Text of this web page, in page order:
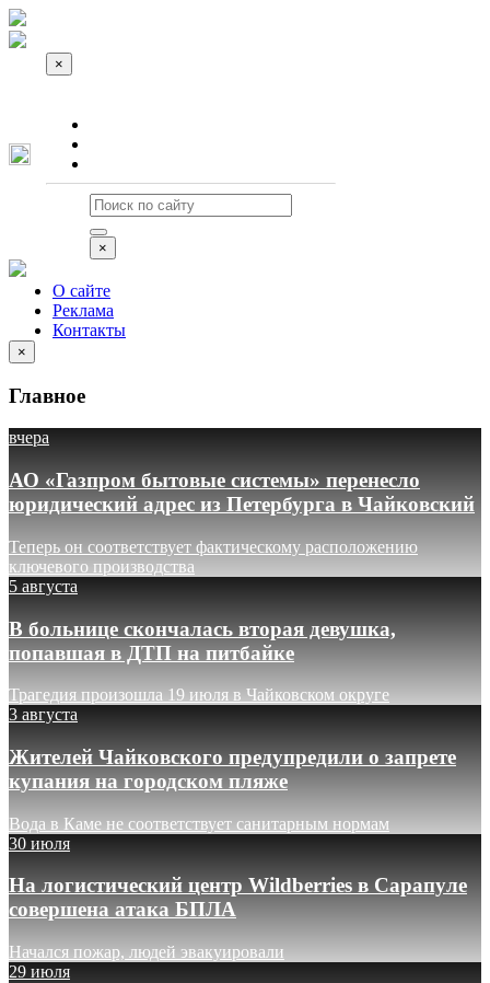
×
×
О сайте
Реклама
Контакты
×
Главное
вчера
АО «Газпром бытовые системы» перенесло
юридический адрес из Петербурга в Чайковский
Теперь он соответствует фактическому расположению
ключевого производства
5 августа
В больнице скончалась вторая девушка,
попавшая в ДТП на питбайке
Трагедия произошла 19 июля в Чайковском округе
3 августа
Жителей Чайковского предупредили о запрете
купания на городском пляже
Вода в Каме не соответствует санитарным нормам
30 июля
На логистический центр Wildberries в Сарапуле
совершена атака БПЛА
Начался пожар, людей эвакуировали
29 июля